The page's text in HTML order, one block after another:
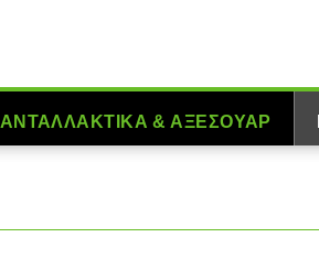
ΑΝΤΑΛΛΑΚΤΙΚΆ & ΑΞΕΣΟΥΆΡ